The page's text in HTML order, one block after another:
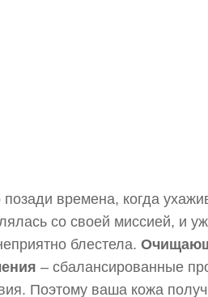
времена, когда
со своей миссией, и
блестела.
– сбалансированные
Поэтому ваша кожа